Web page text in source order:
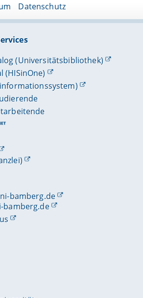
Datenschutz
(Universitätsbibliothek)
(HISinOne)
bamberg.de
bamberg.de